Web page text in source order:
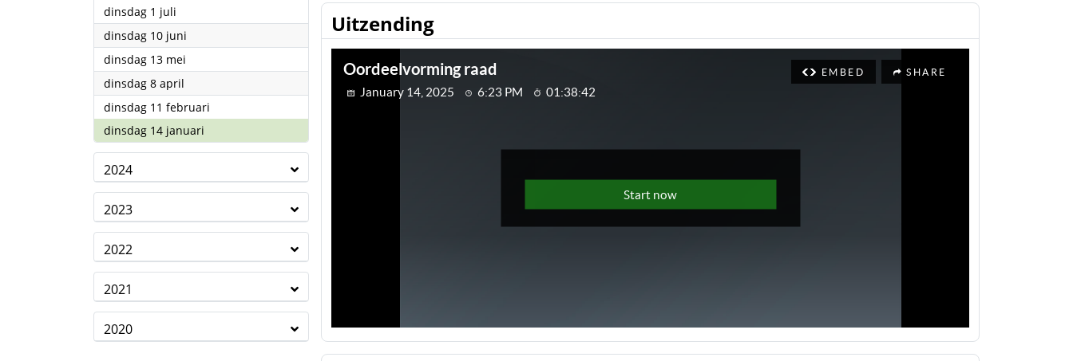
dinsdag 1 juli
dinsdag 10 juni
dinsdag 13 mei
dinsdag 8 april
dinsdag 11 februari
dinsdag 14 januari
2024
2023
2022
2021
2020
Uitzending